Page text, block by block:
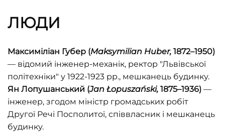
ЛЮДИ
Максиміліан Губер (Maksymilian Huber, 1872–1950)
— відомий інженер-механік, ректор "Львівської
політехніки" у 1922-1923 рр., мешканець будинку.
Ян Лопушанський (Jan Łopuszański, 1875–1936) —
інженер, згодом міністр громадських робіт
Другої Речі Посполитої, співвласник і мешканець
будинку.